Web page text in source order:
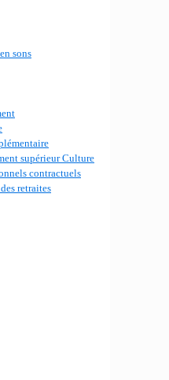
sons
supérieur Culture
contractuels
retraites